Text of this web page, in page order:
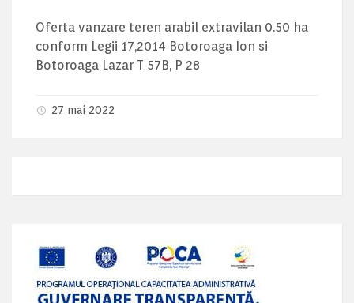
Oferta vanzare teren arabil extravilan 0.50 ha
conform Legii 17,2014 Botoroaga Ion si
Botoroaga Lazar T 57B, P 28
27 mai 2022